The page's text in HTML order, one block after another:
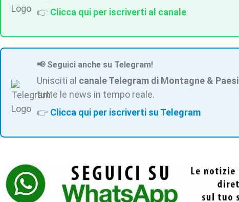
👉 Clicca qui per iscriverti al canale
📢 Seguici anche su Telegram!
Unisciti al canale Telegram di Montagne & Paesi
tutte le news in tempo reale.
👉 Clicca qui per iscriverti su Telegram